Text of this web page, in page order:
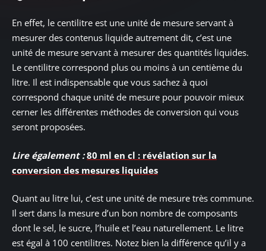
En effet, le centilitre est une unité de mesure servant à
mesurer des contenus liquide autrement dit, c’est une
unité de mesure servant à mesurer des quantités liquides.
Le centilitre correspond plus ou moins à un centième du
litre. Il est indispensable que vous sachez à quoi
correspond chaque unité de mesure pour pouvoir mieux
cerner les différentes méthodes de conversion qui vous
seront proposées.
Lire également : 80 ml en cl : révélation sur la
conversion des mesures liquides
Quant au litre lui, c’est une unité de mesure très commune.
Il sert dans la mesure d’un bon nombre de composants
dont le sel, le sucre, l’huile et l’eau naturellement. Le litre
est égal à 100 centilitres. Notez bien la différence qu’il y a